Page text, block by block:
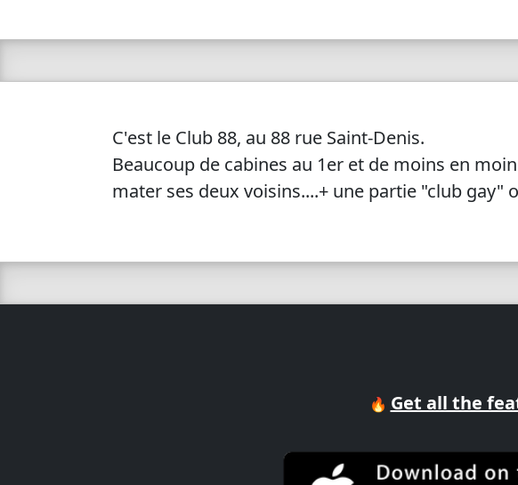
C'est le Club 88, au 88 rue Saint-Denis.
Beaucoup de cabines au 1er et de moins en
mater ses deux voisins....+ une partie "club
🔥 Get all the